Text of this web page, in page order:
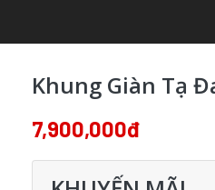
Khung Giàn Tạ
7,900,000đ